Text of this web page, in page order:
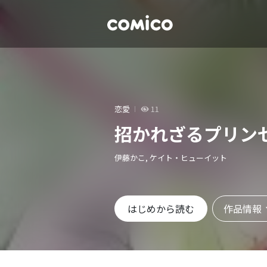
恋愛 11
招かれざるプリン
伊藤かこ, ケイト・ヒューイット
はじめから読む 作品情報